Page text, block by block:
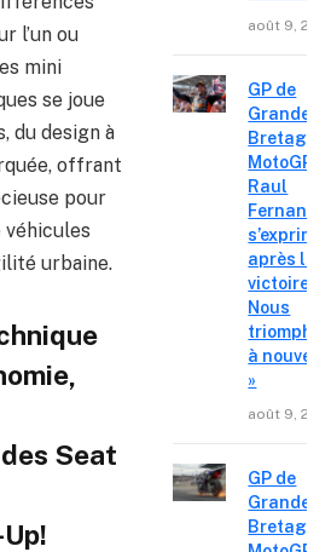
l’un ou
mini
se joue
du design à
offrant
pour
véhicules
urbaine.
Seat
août 9,
GP de
Grande-
Bretagne
MotoGP :
Raul
s’exprime
après la
victoire «
Nous
à
»
août 9,
GP de
Grande-
Bretagne